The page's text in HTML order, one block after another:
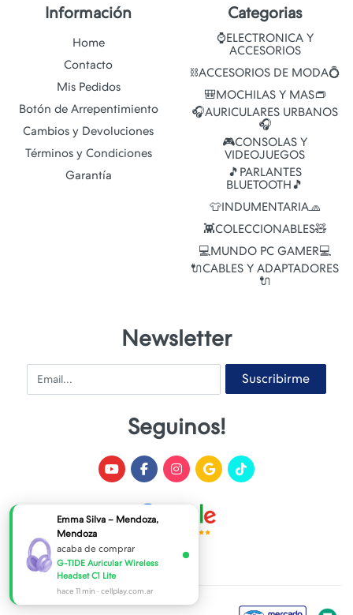
Información
Home
Contacto
Mis Pedidos
Botón de Arrepentimiento
Cambios y Devoluciones
Términos y Condiciones
Garantía
Categorias
⌚ELECTRONICA Y
ACCESORIOS
⛓️ACCESORIOS DE MODA💍
🎒MOCHILAS Y MAS👝
🎧AURICULARES URBANOS
🎧
🎮CONSOLAS Y
VIDEOJUEGOS
🎵PARLANTES
BLUETOOTH🎵
👕INDUMENTARIA🧢
👾COLECCIONABLES🧸
💻MUNDO PC GAMER💻
🔌CABLES Y ADAPTADORES
🔌
Newsletter
Email Suscribirme
Seguinos!